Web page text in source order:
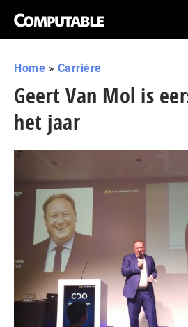
Home » Carrière
Geert Van Mol is
het jaar